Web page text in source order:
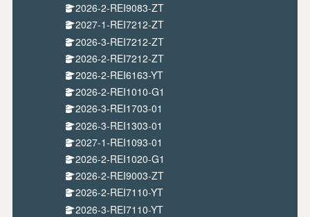
2026-2-REI9083-ZT
2027-1-REI7212-ZT
2026-3-REI7212-ZT
2026-2-REI7212-ZT
2026-2-REI6163-YT
2026-2-REI1010-G1
2026-3-REI1703-01
2026-3-REI1303-01
2027-1-REI1093-01
2026-2-REI1020-G1
2026-2-REI9003-ZT
2026-2-REI7110-YT
2026-3-REI7110-YT